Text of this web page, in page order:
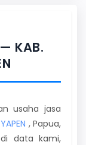
KAB.
usaha jasa
, Papua,
data kami,